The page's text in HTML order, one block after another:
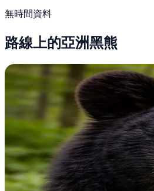
無時間資料
路線上的亞洲黑熊